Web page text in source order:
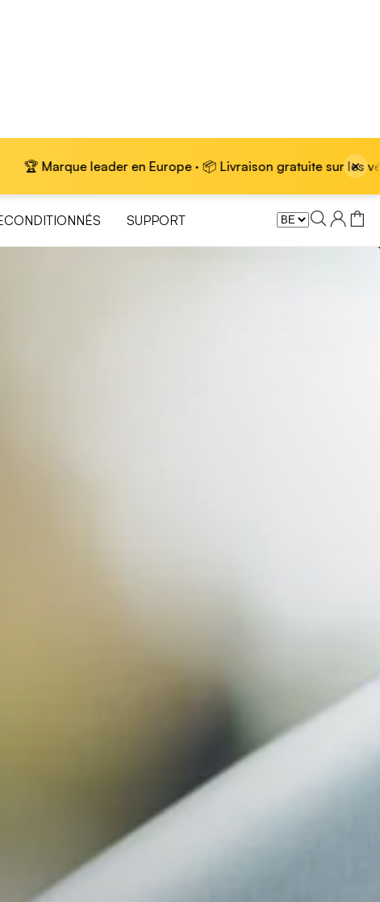
· 📦 Livraison gratuite sur les vélos électriques ×
SUPPORT